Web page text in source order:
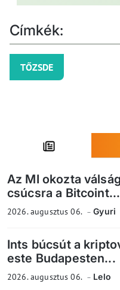
Címkék:
TŐZSDE
Az MI okozta
csúcsra a Bitcoint...
2026. augusztus 06. Gyuri
Ints búcsút a
este Budapesten...
2026. augusztus 06. Lelo